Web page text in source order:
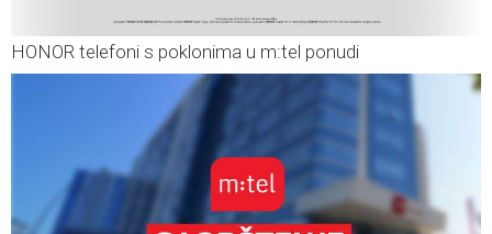
HONOR telefoni s poklonima u m:tel ponudi